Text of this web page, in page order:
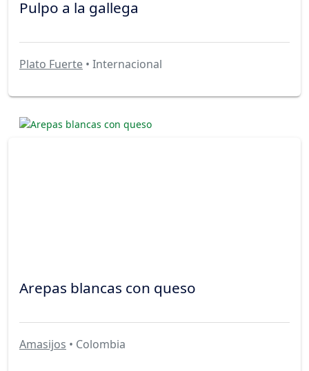
Pulpo a la gallega
Plato Fuerte • Internacional
Arepas blancas con queso
Amasijos • Colombia